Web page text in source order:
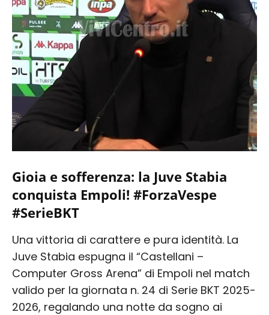
Gioia e sofferenza: la Juve Stabia
conquista Empoli! #ForzaVespe
#SerieBKT
Una vittoria di carattere e pura identità. La
Juve Stabia espugna il “Castellani –
Computer Gross Arena” di Empoli nel match
valido per la giornata n. 24 di Serie BKT 2025-
2026, regalando una notte da sogno ai